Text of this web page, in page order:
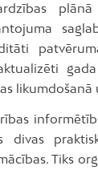
divas
Tiks